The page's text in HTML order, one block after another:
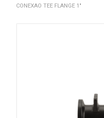
CONEXAO TEE FLANGE 1"